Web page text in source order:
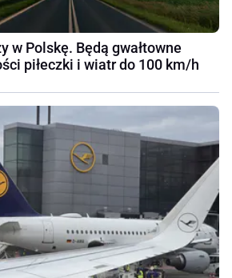
w Polskę. Będą gwałtowne
piłeczki i wiatr do 100 km/h